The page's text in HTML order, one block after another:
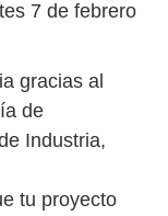
7 de febrero
gracias al
de
Industria,
tu proyecto